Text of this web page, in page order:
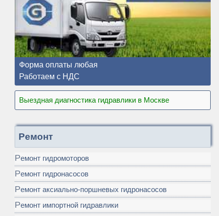
Форма оплаты любая
Работаем с НДС
Выездная диагностика гидравлики в Москве
Ремонт
Ремонт гидромоторов
Ремонт гидронасосов
Ремонт аксиально-поршневых гидронасосов
Ремонт импортной гидравлики